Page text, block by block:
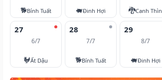
🐕Bính Tuất 🐖Đinh Hợi 🐉Canh Thìn
27
6/7
🐓Ất Dậu
28
7/7
🐕Bính Tuất
29
8/7
🐖Đinh Hợi